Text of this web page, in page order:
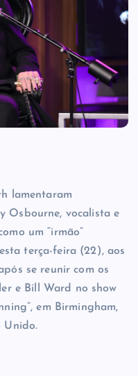
lamentaram
Osbourne, vocalista e
um “irmão”
terça-feira (22), aos
se reunir com os
e Bill Ward no show
em Birmingham,
Unido.